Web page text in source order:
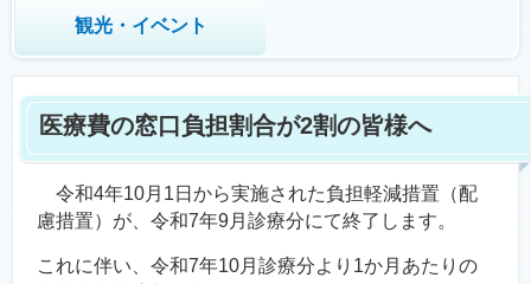
観光・イベント
医療費の窓口負担割合が2割の皆様へ
令和4年10月1日から実施された負担軽減措置（配
慮措置）が、令和7年9月診療分にて終了します。
これに伴い、令和7年10月診療分より1か月あたりの